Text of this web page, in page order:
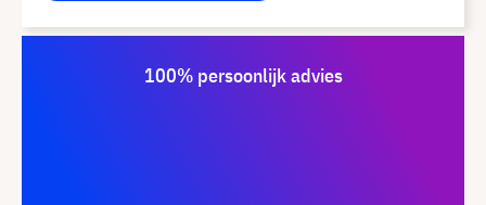
100% persoonlijk advies